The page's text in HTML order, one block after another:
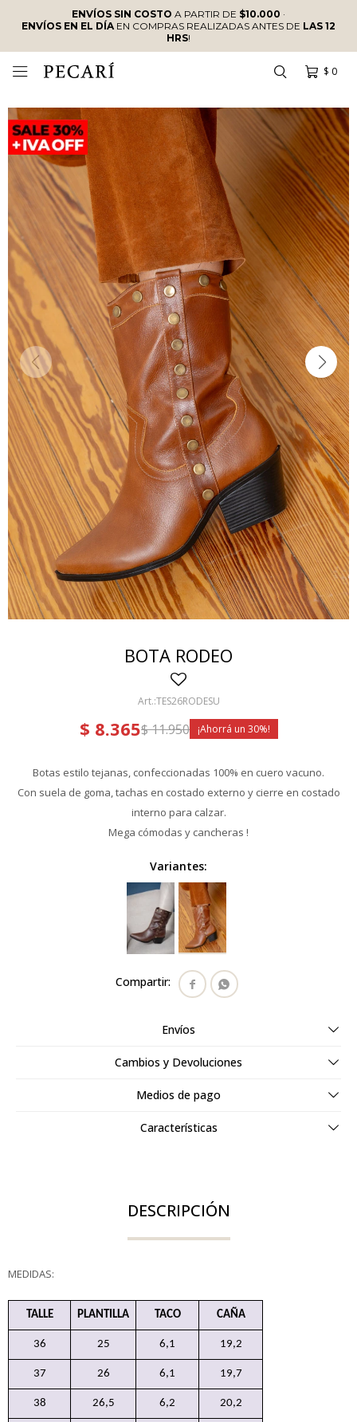
ENVÍOS SIN COSTO A PARTIR DE $10.000 ·
ENVÍOS EN EL DÍAEN COMPRAS REALIZADAS ANTES DE LAS 12
HRS!
$ 0

BOTA RODEO
TES26RODESU
$ 8.365$11.950 30
Botas estilo tejanas, confeccionadas 100% en cuero vacuno.
Con suela de goma, tachas en costado externo y cierre en costado
interno para calzar.
Mega cómodas y cancheras !
Variantes:
 
Envíos
Cambios y Devoluciones
Medios de pago
Características
DESCRIPCIÓN
MEDIDAS:
TALLE PLANTILLA TACO CAÑA
36 25 6,1 19,2
37 26 6,1 19,7
38 26,5 6,2 20,2